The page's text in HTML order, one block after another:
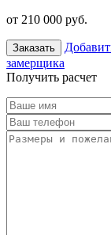
от 210 000 руб.
Заказать
замерщика
Получить расчет